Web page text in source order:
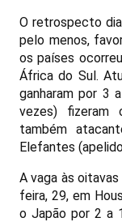
O retrospecto
pelo menos,
os países
África do Sul.
ganharam por 3
vezes) fizeram
também
Elefantes
A vaga às
feira, 29, em
o Japão por 2 a